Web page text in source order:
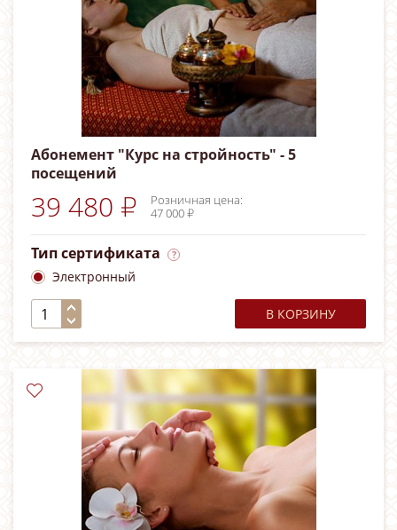
Абонемент "Курс на стройность" - 5
посещений
39 480 ₽
Розничная цена:
47 000 ₽
Тип сертификата
Электронный
В КОРЗИНУ